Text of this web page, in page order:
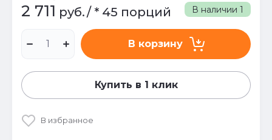
В наличии 1
2 711 руб./ * 45 порций
В корзину
Купить в 1 клик
В избранное